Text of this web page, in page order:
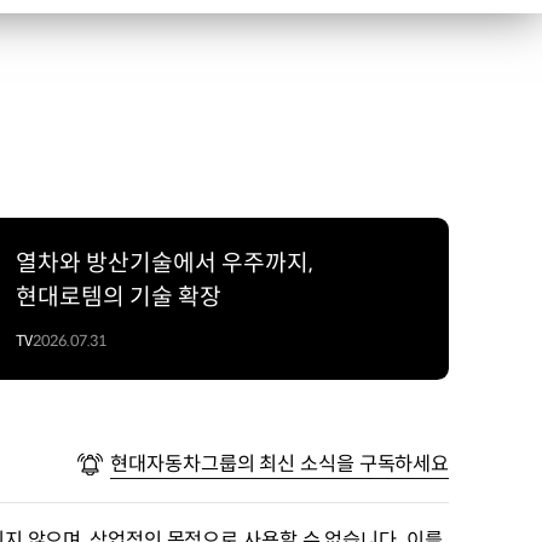
열차와 방산기술에서 우주까지,
현대로템의 기술 확장
TV2026.07.31
현대자동차그룹의 최신 소식을 구독하세요